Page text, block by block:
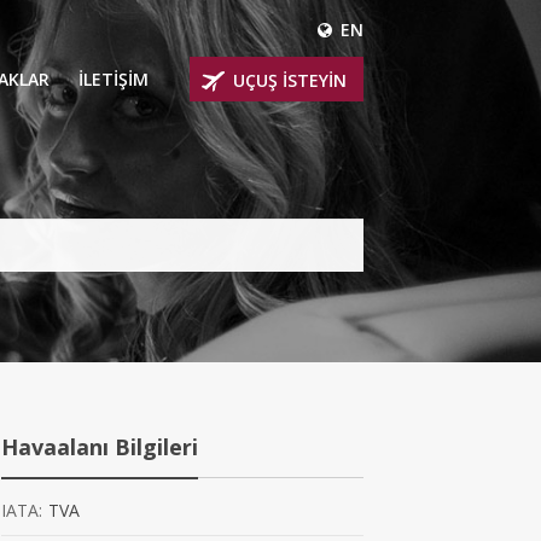
EN
UÇAKLAR
UÇAKLAR
İLETİŞİM UÇUŞ İSTEYİN
Havaalanı Bilgileri
IATA: TVA